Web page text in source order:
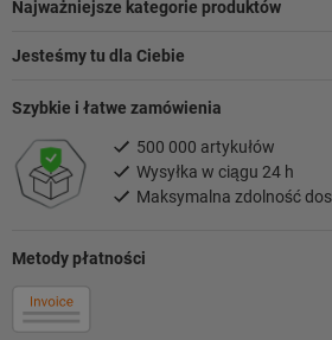
Najważniejsze kategorie produktów
Jesteśmy tu dla Ciebie
Metody płatności
Szybkie i łatwe zamówienia
500 000 artykułów
Wysyłka w ciągu 24 h
Maksymalna zdolność